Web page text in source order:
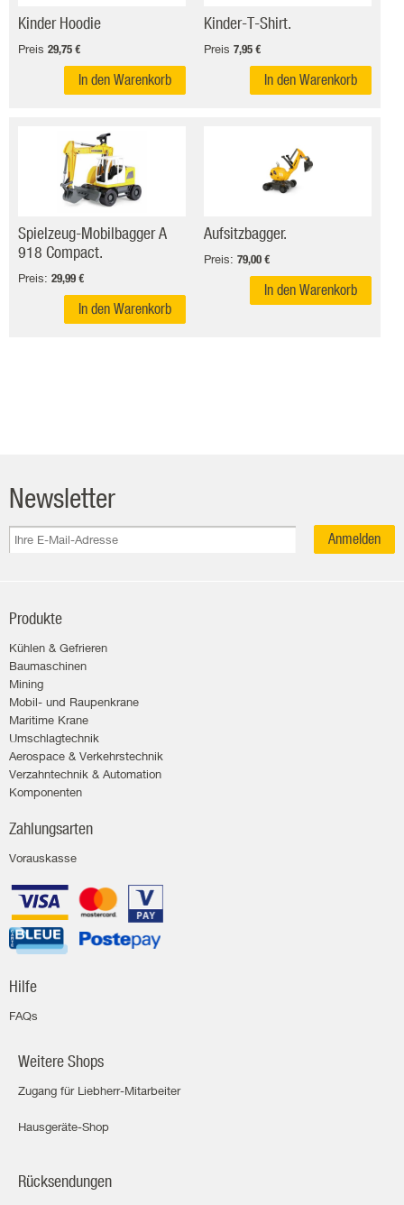
Kinder Hoodie
Preis 29,75 €
In den Warenkorb
Kinder-T-Shirt.
Preis 7,95 €
In den Warenkorb
Spielzeug-Mobilbagger A
918 Compact.
Preis: 29,99 €
In den Warenkorb
Aufsitzbagger.
Preis: 79,00 €
In den Warenkorb
Newsletter
Anmelden
Produkte
Kühlen & Gefrieren
Baumaschinen
Mining
Mobil- und Raupenkrane
Maritime Krane
Umschlagtechnik
Aerospace & Verkehrstechnik
Verzahntechnik & Automation
Komponenten
Zahlungsarten
Vorauskasse
Hilfe
FAQs
Weitere Shops
Zugang für Liebherr-Mitarbeiter
Hausgeräte-Shop
Rücksendungen